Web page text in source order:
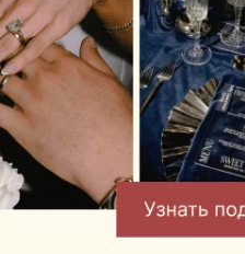
аэропорту:
открылись
Mak.Cafe
Автор: relax.by, 07.08.2026
Теперь пассажиры